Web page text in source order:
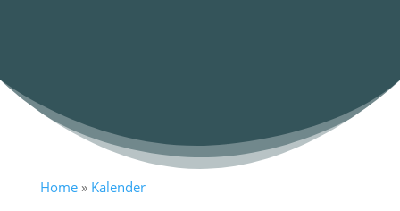
Home» Kalender